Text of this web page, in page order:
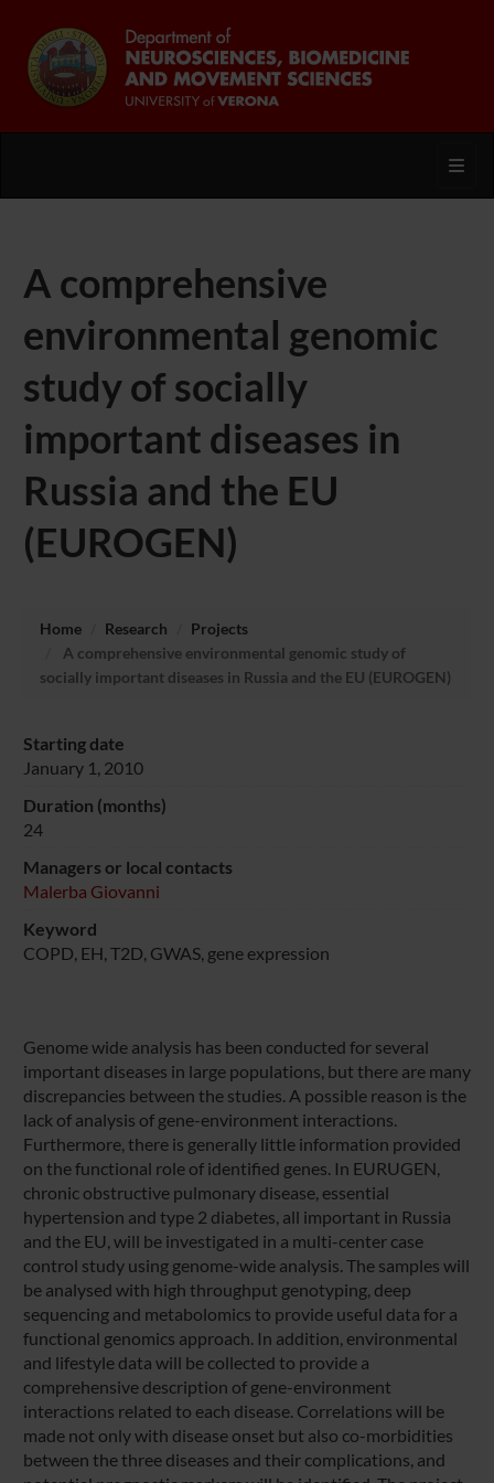
A comprehensive
environmental genomic
study of socially
important diseases in
Russia and the EU
(EUROGEN)
Home Research
Projects
A comprehensive environmental genomic study of
socially important diseases in Russia and the EU (EUROGEN)
Starting date
January 1, 2010
Duration (months)
24
Managers or local contacts
Malerba Giovanni
Keyword
COPD, EH, T2D, GWAS, gene expression
Genome wide analysis has been conducted for several
important diseases in large populations, but there are many
discrepancies between the studies. A possible reason is the
lack of analysis of gene-environment interactions.
Furthermore, there is generally little information provided
on the functional role of identified genes. In EURUGEN,
chronic obstructive pulmonary disease, essential
hypertension and type 2 diabetes, all important in Russia
and the EU, will be investigated in a multi-center case
control study using genome-wide analysis. The samples will
be analysed with high throughput genotyping, deep
sequencing and metabolomics to provide useful data for a
functional genomics approach. In addition, environmental
and lifestyle data will be collected to provide a
comprehensive description of gene-environment
interactions related to each disease. Correlations will be
made not only with disease onset but also co-morbidities
between the three diseases and their complications, and